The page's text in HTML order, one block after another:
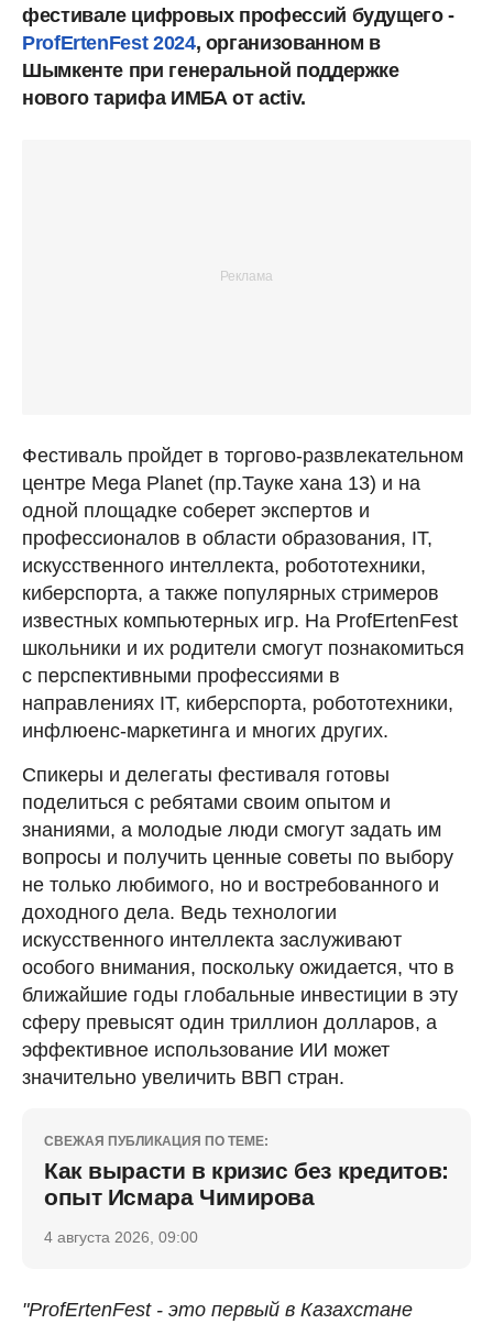
фестивале цифровых профессий будущего -
ProfErtenFest 2024, организованном в
Шымкенте при генеральной поддержке
нового тарифа ИМБА от activ.
Фестиваль пройдет в торгово-развлекательном
центре Mega Planet (пр.Тауке хана 13) и на
одной площадке соберет экспертов и
профессионалов в области образования, IT,
искусственного интеллекта, робототехники,
киберспорта, а также популярных стримеров
известных компьютерных игр. На ProfErtenFest
школьники и их родители смогут познакомиться
с перспективными профессиями в
направлениях IT, киберспорта, робототехники,
инфлюенс-маркетинга и многих других.
Спикеры и делегаты фестиваля готовы
поделиться с ребятами своим опытом и
знаниями, а молодые люди смогут задать им
вопросы и получить ценные советы по выбору
не только любимого, но и востребованного и
доходного дела. Ведь технологии
искусственного интеллекта заслуживают
особого внимания, поскольку ожидается, что в
ближайшие годы глобальные инвестиции в эту
сферу превысят один триллион долларов, а
эффективное использование ИИ может
значительно увеличить ВВП стран.
СВЕЖАЯ ПУБЛИКАЦИЯ ПО ТЕМЕ:
Как вырасти в кризис без кредитов:
опыт Исмара Чимирова
4 августа 2026, 09:00
"ProfErtenFest - это первый в Казахстане